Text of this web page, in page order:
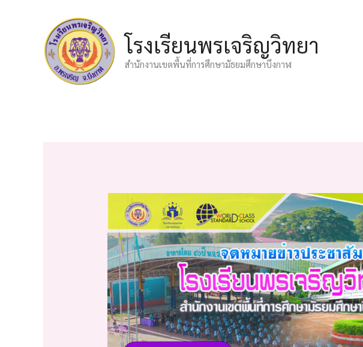
โรงเรียนพรเจริญวิทยา
สำนักงานเขตพื้นที่การศึกษามัธยมศึกษาบึงกาฬ